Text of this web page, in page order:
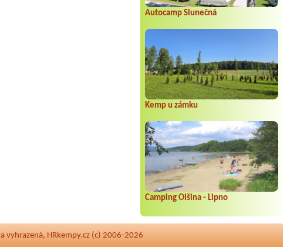
Autocamp Slunečná
Kemp u zámku
Camping Olšina - Lipno
vyhrazená, HRkempy.cz (c) 2006-2026